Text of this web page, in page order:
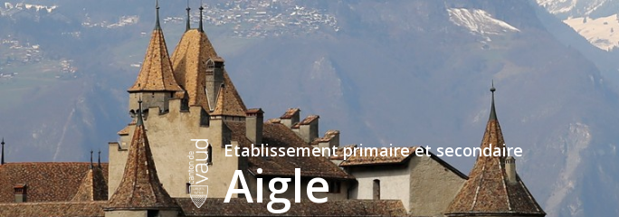
Etablissement primaire et secondaire
Aigle